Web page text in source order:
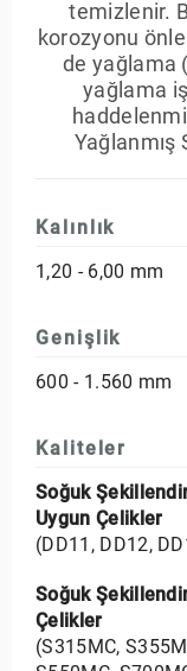
temizlenir.
korozyonu
de yağlama
yağlama
Yağlanmış
Kalınlık
1,20 - 6,00 mm
Genişlik
600 - 1.560 mm
Kaliteler
Soğuk
Uygun Çelikler
(DD11, DD12,
Soğuk
Çelikler
(S315MC,